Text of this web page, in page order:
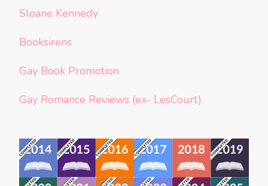
Sloane Kennedy
Booksirens
Gay Book Promotion
Gay Romance Reviews (ex- LesCourt)